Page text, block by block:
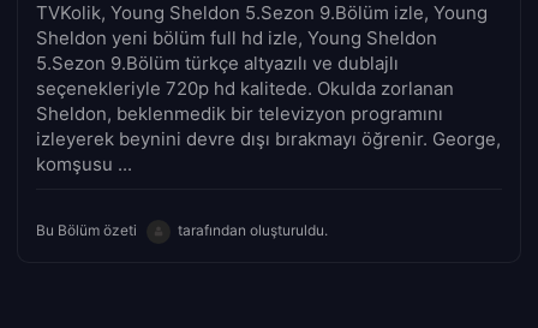
TVKolik, Young Sheldon 5.Sezon 9.Bölüm izle, Young
Sheldon yeni bölüm full hd izle, Young Sheldon
5.Sezon 9.Bölüm türkçe altyazılı ve dublajlı
seçenekleriyle 720p hd kalitede. Okulda zorlanan
Sheldon, beklenmedik bir televizyon programını
izleyerek beynini devre dışı bırakmayı öğrenir. George,
komşusu ...
Bu Bölüm özeti tarafından oluşturuldu.